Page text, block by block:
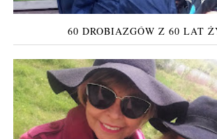
60 DROBIAZGÓW Z 60 LAT